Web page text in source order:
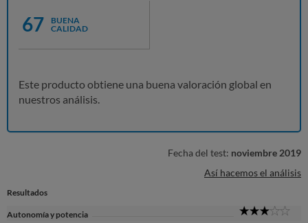
67
BUENA
CALIDAD
Este producto obtiene una buena valoración global en
nuestros análisis.
Fecha del test: noviembre 2019
Así hacemos el análisis
Resultados
Autonomía y potencia